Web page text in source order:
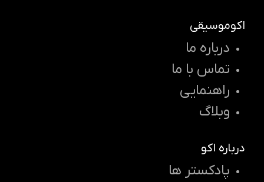
اکوموسیقی
درباره ما
تماس با ما
راهنمایی
وبلاگ
درباره اکو
پادکستر ها